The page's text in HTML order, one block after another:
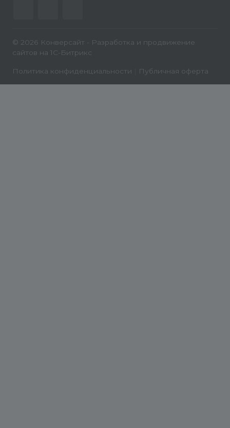
© 2026 Конверсайт - Разработка и продвижение
сайтов на 1С-Битрикс
Политика конфиденциальности Публичная оферта